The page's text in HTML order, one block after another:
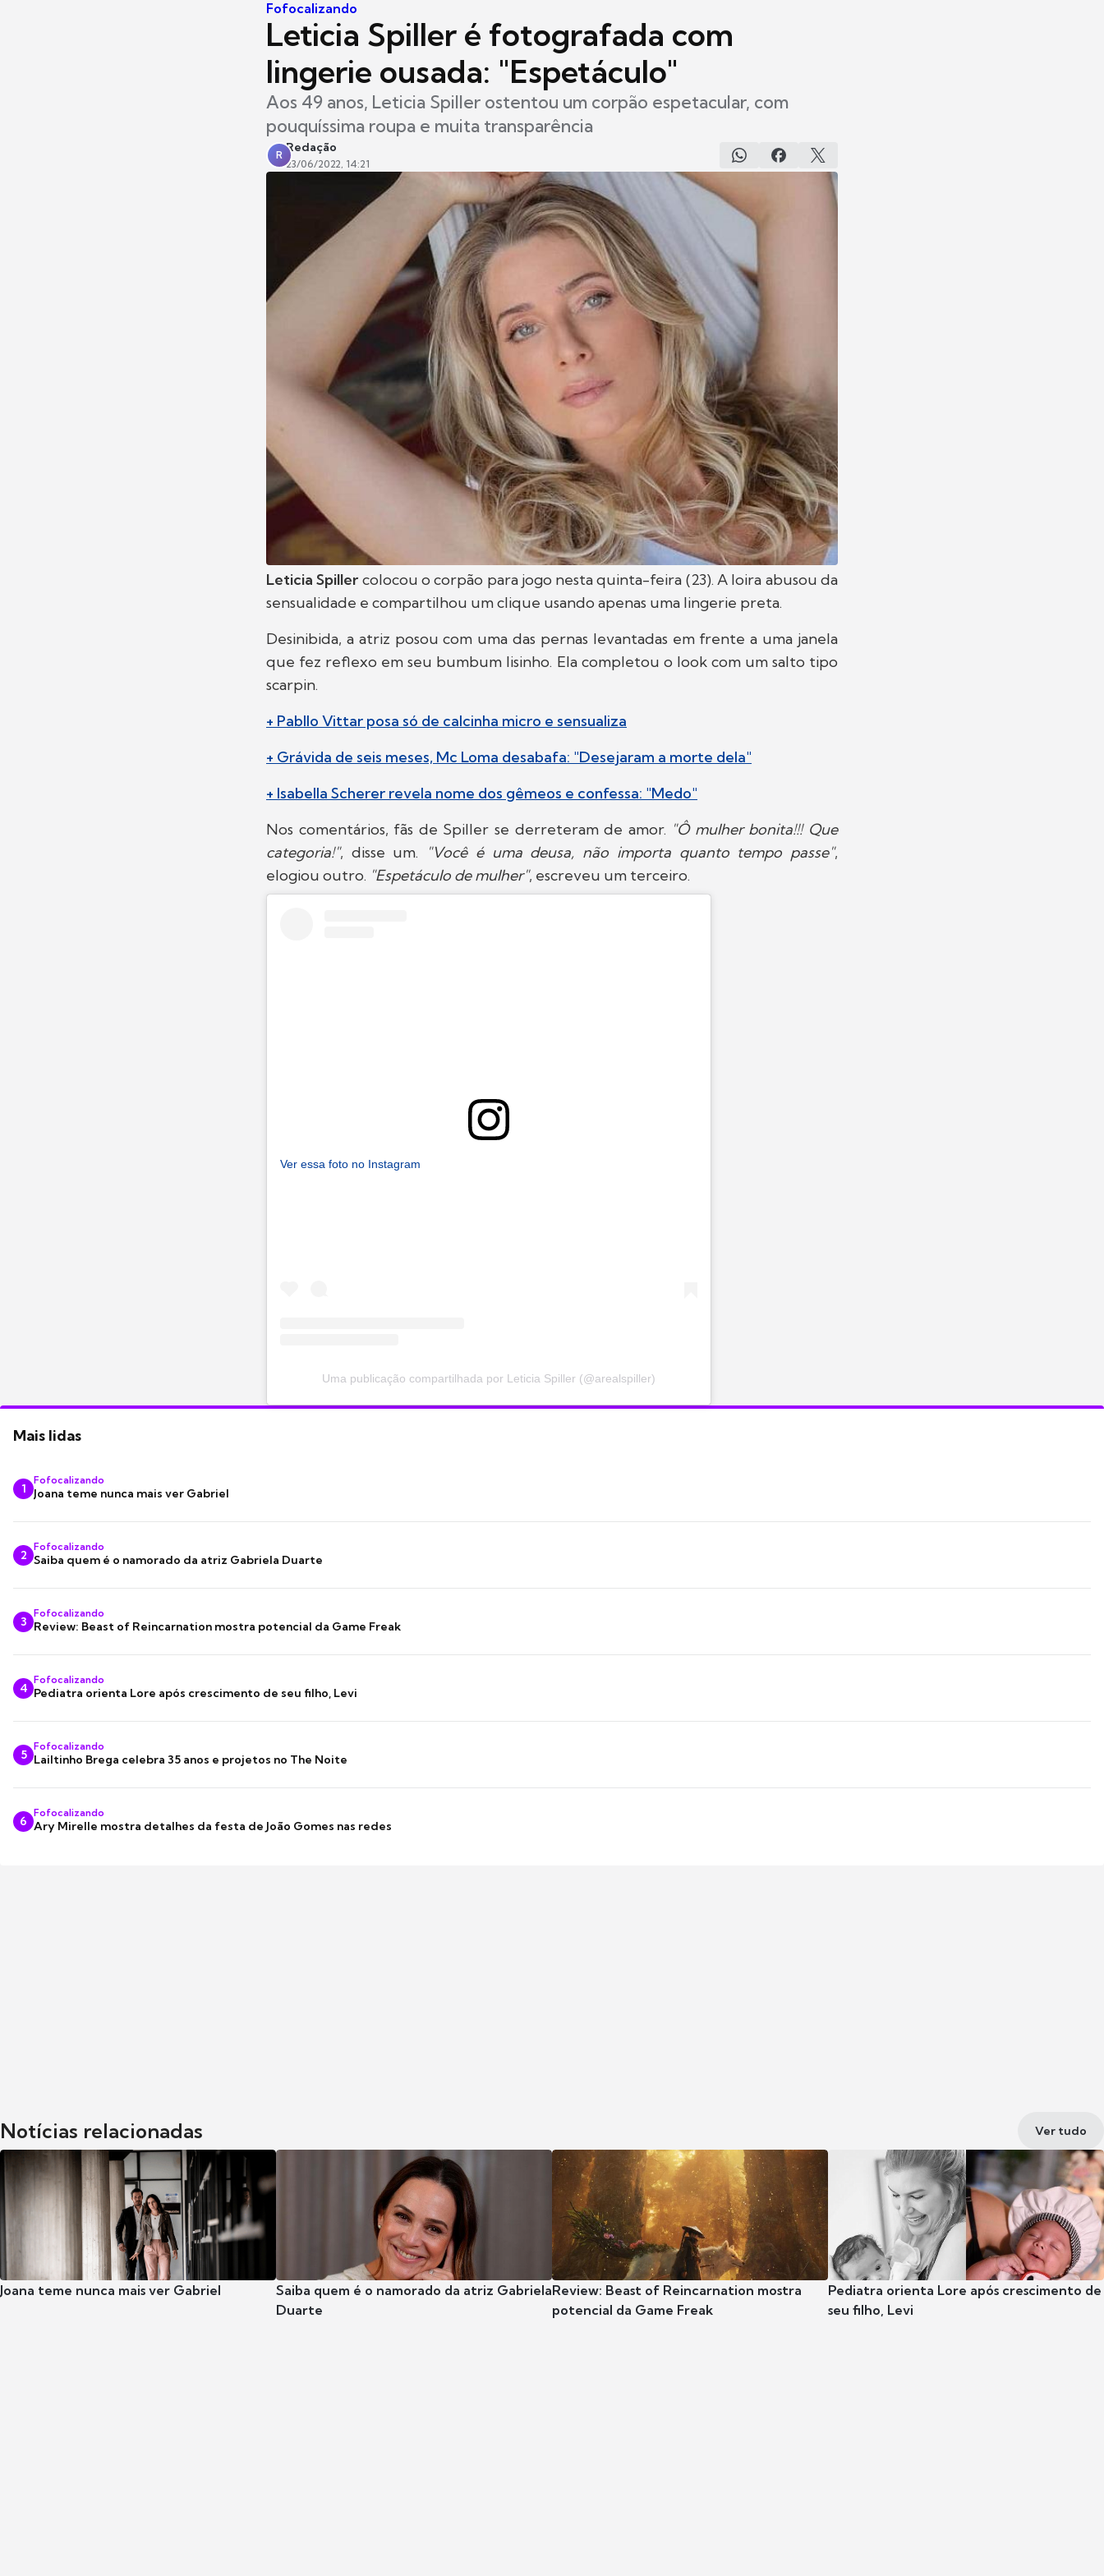
Fofocalizando
Leticia Spiller é fotografada com
lingerie ousada: "Espetáculo"
Aos 49 anos, Leticia Spiller ostentou um corpão espetacular, com
pouquíssima roupa e muita transparência
R
Redação
23/06/2022, 14:21
Leticia Spiller colocou o corpão para jogo nesta quinta-feira (23). A loira abusou da
sensualidade e compartilhou um clique usando apenas uma lingerie preta.
Desinibida, a atriz posou com uma das pernas levantadas em frente a uma janela
que fez reflexo em seu bumbum lisinho. Ela completou o look com um salto tipo
scarpin.
+ Pabllo Vittar posa só de calcinha micro e sensualiza
+ Grávida de seis meses, Mc Loma desabafa: "Desejaram a morte dela"
+ Isabella Scherer revela nome dos gêmeos e confessa: "Medo"
Nos comentários, fãs de Spiller se derreteram de amor. "Ô mulher bonita!!! Que
categoria!", disse um. "Você é uma deusa, não importa quanto tempo passe",
elogiou outro. "Espetáculo de mulher", escreveu um terceiro.
Ver essa foto no Instagram
Uma publicação compartilhada por Leticia Spiller (@arealspiller)
Mais lidas
1
Fofocalizando
Joana teme nunca mais ver Gabriel
2
Fofocalizando
Saiba quem é o namorado da atriz Gabriela Duarte
3
Fofocalizando
Review: Beast of Reincarnation mostra potencial da Game Freak
4
Fofocalizando
Pediatra orienta Lore após crescimento de seu filho, Levi
5
Fofocalizando
Lailtinho Brega celebra 35 anos e projetos no The Noite
6
Fofocalizando
Ary Mirelle mostra detalhes da festa de João Gomes nas redes
Notícias relacionadas Ver tudo
Joana teme nunca mais ver Gabriel
Saiba quem é o namorado da atriz Gabriela
Duarte
Review: Beast of Reincarnation mostra
potencial da Game Freak
Pediatra orienta Lore após crescimento de
seu filho, Levi